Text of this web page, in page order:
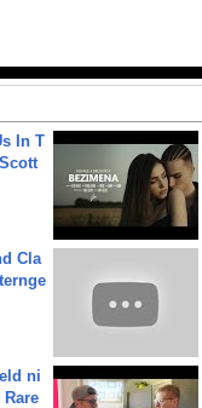
In T
Cla
ni